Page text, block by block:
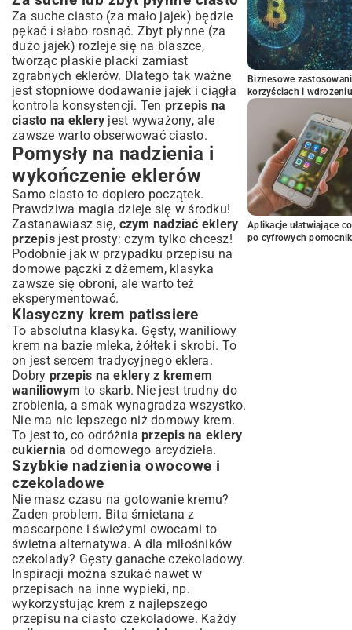
Za suche ciasto (za mało jajek) będzie
pękać i słabo rosnąć. Zbyt płynne (za
dużo jajek) rozleje się na blaszce,
tworząc płaskie placki zamiast
zgrabnych eklerów. Dlatego tak ważne
jest stopniowe dodawanie jajek i ciągła
kontrola konsystencji. Ten przepis na
ciasto na eklery jest wyważony, ale
zawsze warto obserwować ciasto.
Pomysły na nadzienia i
wykończenie eklerów
Samo ciasto to dopiero początek.
Prawdziwa magia dzieje się w środku!
Zastanawiasz się, czym nadziać eklery
przepisjest prosty: czym tylko chcesz!
Podobnie jak w przypadku przepisu na
domowe pączki z dżemem, klasyka
zawsze się obroni, ale warto też
eksperymentować.
Klasyczny krem patissiere
To absolutna klasyka. Gęsty, waniliowy
krem na bazie mleka, żółtek i skrobi. To
on jest sercem tradycyjnego eklera.
Dobry przepis na eklery z kremem
waniliowym to skarb. Nie jest trudny do
zrobienia, a smak wynagradza wszystko.
Nie ma nic lepszego niż domowy krem.
To jest to, co odróżnia przepis na eklery
cukiernia od domowego arcydzieła.
Szybkie nadzienia owocowe i
czekoladowe
Nie masz czasu na gotowanie kremu?
Żaden problem. Bita śmietana z
mascarpone i świeżymi owocami to
świetna alternatywa. A dla miłośników
czekolady? Gęsty ganache czekoladowy.
Inspiracji można szukać nawet w
przepisach na inne wypieki, np.
wykorzystując krem z najlepszego
przepisu na ciasto czekoladowe. Każdy
Biznesowe
korzyściach i wdrożeniu
Aplikacje ułatwiające
po cyfrowych